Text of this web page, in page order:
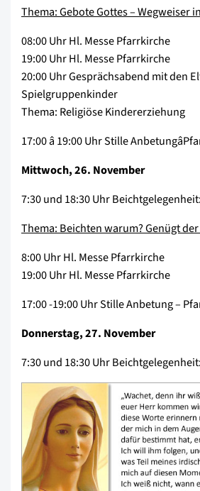
Thema: Gebote Gottes – Wegweiser
08:00 Uhr Hl. Messe Pfarrkirche
19:00 Uhr Hl. Messe Pfarrkirche
20:00 Uhr Gesprächsabend mit den
Spielgruppenkinder
Thema: Religiöse Kindererziehung
17:00 â 19:00 Uhr Stille
Mittwoch, 26. November
7:30 und 18:30 Uhr Beichtgelegenheit:
Thema: Beichten warum? Genügt der
8:00 Uhr Hl. Messe Pfarrkirche
19:00 Uhr Hl. Messe Pfarrkirche
17:00 -19:00 Uhr Stille Anbetung –
Donnerstag, 27. November
7:30 und 18:30 Uhr Beichtgelegenheit: